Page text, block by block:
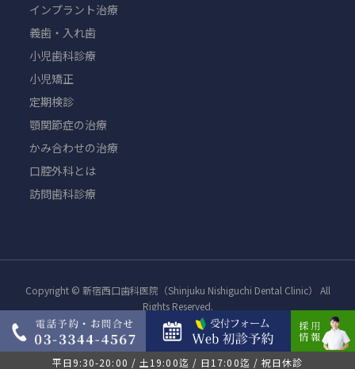
インプラント治療
義歯・入れ歯
小児歯科診療
小児矯正
定期検診
顎関節症の治療
かみ合わせの治療
口腔外科とは
訪問歯科診療
Copyright © 新宿西口歯科医院（Shinjuku Nishiguchi Dental Clinic） All
Rights Reserved.
平日9:30-20:00 / 土19:00迄 / 日17:00迄 / 祝日休診